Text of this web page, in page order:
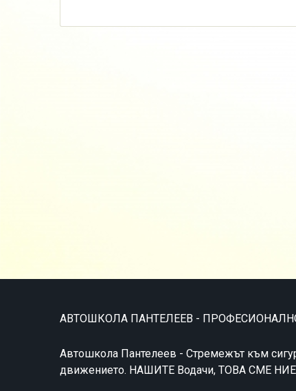
АВТОШКОЛА ПАНТЕЛЕЕВ -
Автошкола Пантелеев - Стремeжът към
движението. НАШИТЕ Водачи, ТОВА СМЕ